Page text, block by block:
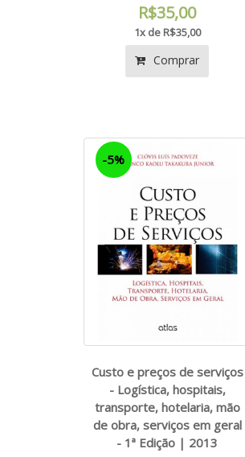
R$35,00
1x de R$35,00
Comprar
-5%
Custo e preços de serviços
- Logística, hospitais,
transporte, hotelaria, mão
de obra, serviços em geral
- 1ª Edição | 2013